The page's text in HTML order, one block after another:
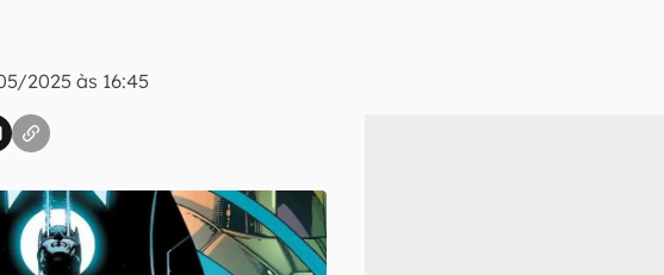
2025 às 16:45
Canaltech e receba notícias e reviews sobre tecnologia em primeira
inscreva-se